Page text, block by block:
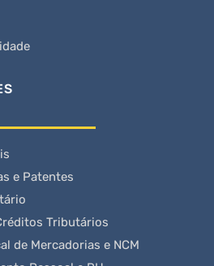
e Patentes
Tributários
de Mercadorias e NCM